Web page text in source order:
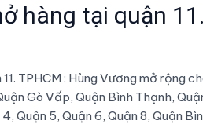
hàng tại quận 11.
TPHCM : Hùng Vương mở rộng
Gò Vấp, Quận Bình Thạnh,
4, Quận 5, Quận 6, Quận 8, Quận